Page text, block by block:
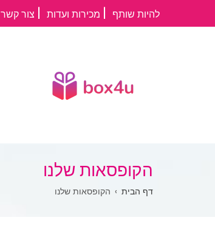
להיות שותף מכירות ועדות צור קשר
הקופסאות שלנו
שביל
דף הבית הקופסאות שלנו